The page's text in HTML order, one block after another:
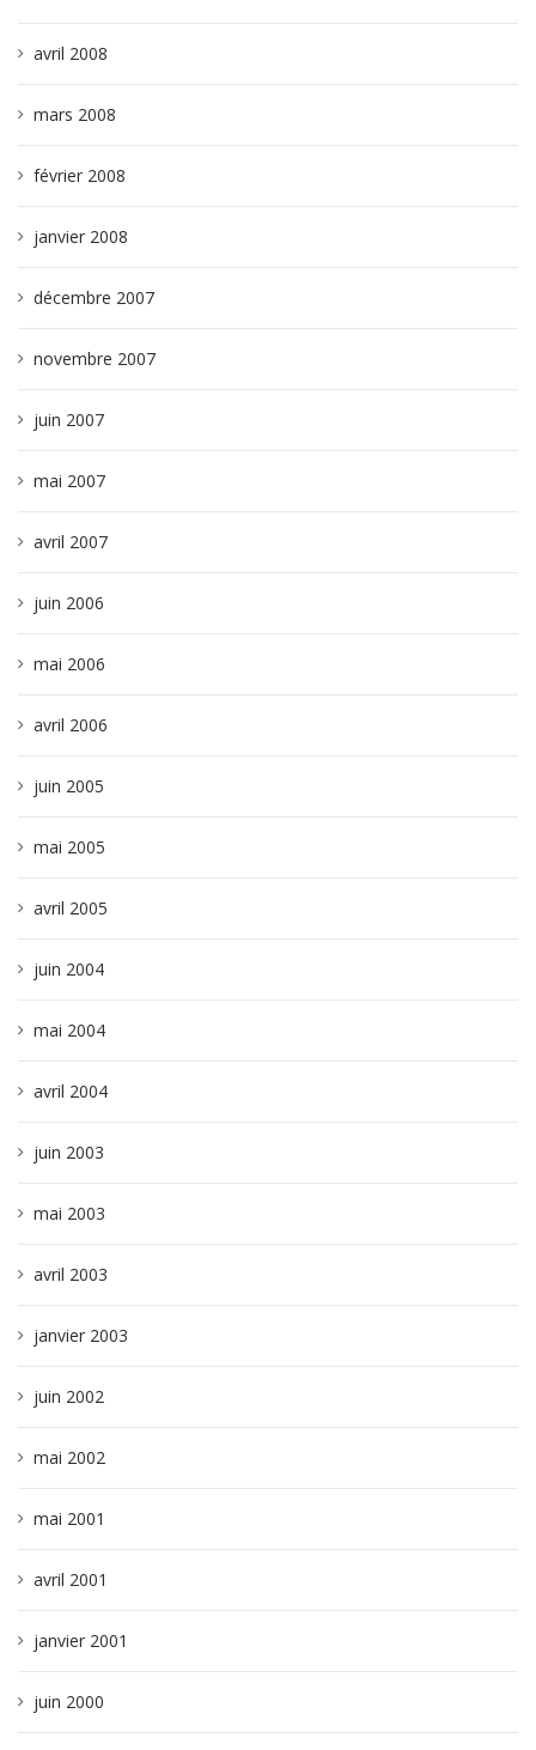
avril 2008
mars 2008
février 2008
janvier 2008
décembre 2007
novembre 2007
juin 2007
mai 2007
avril 2007
juin 2006
mai 2006
avril 2006
juin 2005
mai 2005
avril 2005
juin 2004
mai 2004
avril 2004
juin 2003
mai 2003
avril 2003
janvier 2003
juin 2002
mai 2002
mai 2001
avril 2001
janvier 2001
juin 2000